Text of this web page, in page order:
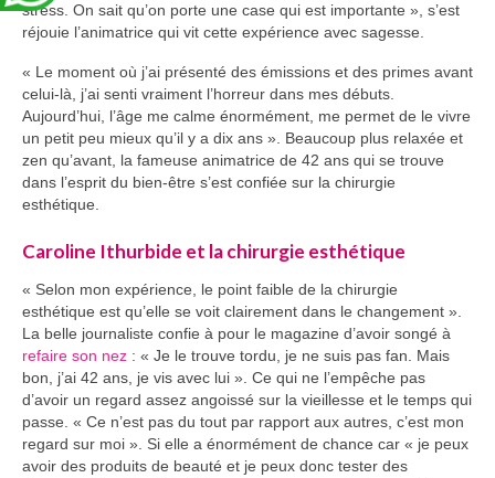
stress. On sait qu’on porte une case qui est importante », s’est
réjouie l’animatrice qui vit cette expérience avec sagesse.
« Le moment où j’ai présenté des émissions et des primes avant
celui-là, j’ai senti vraiment l’horreur dans mes débuts.
Aujourd’hui, l’âge me calme énormément, me permet de le vivre
un petit peu mieux qu’il y a dix ans ». Beaucoup plus relaxée et
zen qu’avant, la fameuse animatrice de 42 ans qui se trouve
dans l’esprit du bien-être s’est confiée sur la chirurgie
esthétique.
Caroline Ithurbide et la chirurgie esthétique
« Selon mon expérience, le point faible de la chirurgie
esthétique est qu’elle se voit clairement dans le changement ».
La belle journaliste confie à pour le magazine d’avoir songé à
refaire son nez : « Je le trouve tordu, je ne suis pas fan. Mais
bon, j’ai 42 ans, je vis avec lui ». Ce qui ne l’empêche pas
d’avoir un regard assez angoissé sur la vieillesse et le temps qui
passe. « Ce n’est pas du tout par rapport aux autres, c’est mon
regard sur moi ». Si elle a énormément de chance car « je peux
avoir des produits de beauté et je peux donc tester des